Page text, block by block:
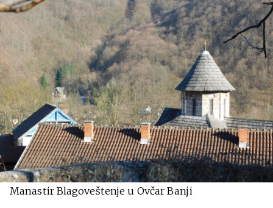
Manastir Blagoveštenje u Ovčar Banji